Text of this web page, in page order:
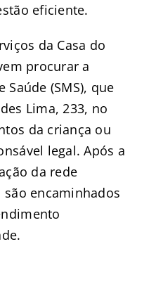
eficiente.
da Casa do
procurar a
(SMS), que
Lima, 233, no
da criança ou
legal. Após a
da rede
encaminhados